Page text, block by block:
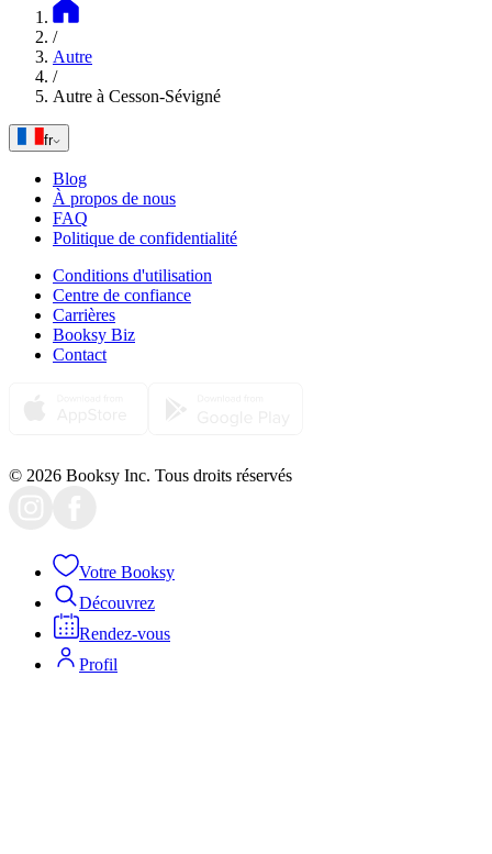
/
Autre
/
Autre à Cesson-Sévigné
fr
Blog
À propos de nous
FAQ
Politique de confidentialité
Conditions d'utilisation
Centre de confiance
Carrières
Booksy Biz
Contact
© 2026 Booksy Inc. Tous droits réservés
Votre Booksy
Découvrez
Rendez-vous
Profil